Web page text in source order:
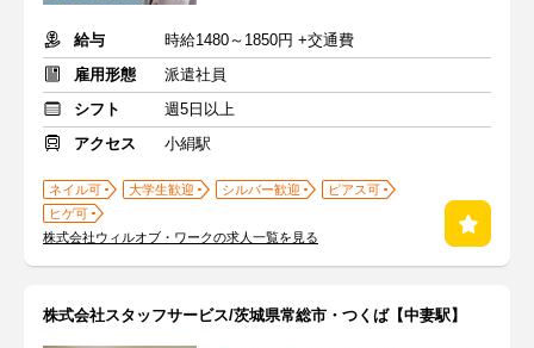
給与
時給1480～1850円 +交通費
雇用形態
派遣社員
シフト
週5日以上
アクセス
小絹駅
ネイル可 大学生歓迎 シルバー歓迎
ピアス可
ヒゲ可
株式会社ウィルオブ・ワークの求人一覧を見る
株式会社スタッフサービス/茨城県常総市・つくば【中妻駅】